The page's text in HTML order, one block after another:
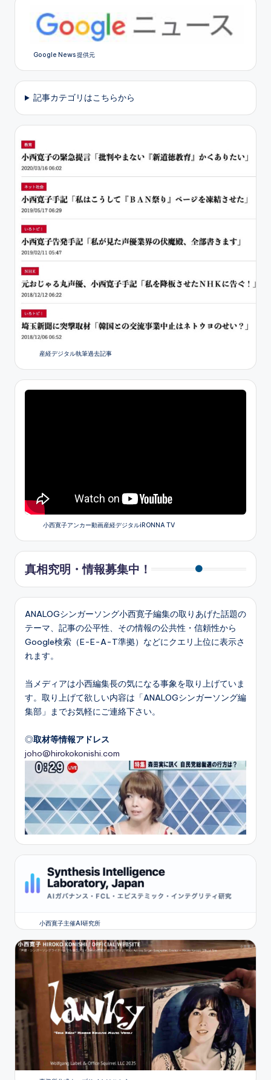
Google News 提供元
記事カテゴリはこちらから
産経デジタル執筆過去記事
小西寛子アンカー動画産経デジタルiRONNA TV
真相究明・情報募集中！
ANALOGシンガーソング小西寛子編集の取りあげた話題の
テーマ、記事の公平性、その情報の公共性・信頼性から
Google検索（E-E-A-T準拠）などにクエリ上位に表示さ
れます。
当メディアは小西編集長の気になる事象を取り上げていま
す。取り上げて欲しい内容は「ANALOGシンガーソング編
集部」までお気軽にご連絡下さい。
◎取材等情報アドレス
joho@hirokokonishi.com
小西寛子主催AI研究所